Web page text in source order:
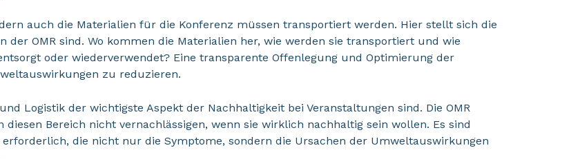
auch die Materialien für die Konferenz müssen transportiert werden. Hier stellt sich die
der OMR sind. Wo kommen die Materialien her, wie werden sie transportiert und wie
oder wiederverwendet? Eine transparente Offenlegung und Optimierung der
zu reduzieren.
Logistik der wichtigste Aspekt der Nachhaltigkeit bei Veranstaltungen sind. Die OMR
diesen Bereich nicht vernachlässigen, wenn sie wirklich nachhaltig sein wollen. Es sind
die nicht nur die Symptome, sondern die Ursachen der Umweltauswirkungen